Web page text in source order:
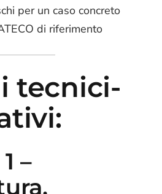
per un caso concreto
di riferimento
tecnici-
–